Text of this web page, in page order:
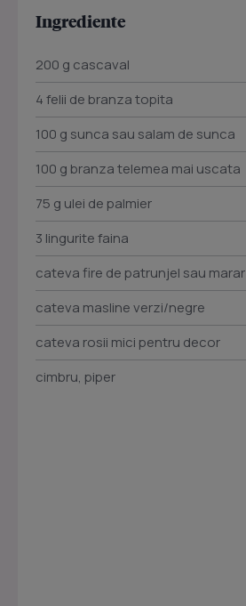
Ingrediente
200 g cascaval
4 felii de branza topita
100 g sunca sau salam de sunca
100 g branza telemea mai uscata
75 g ulei de palmier
3 lingurite faina
cateva fire de patrunjel sau marar
cateva masline verzi/negre
cateva rosii mici pentru decor
cimbru, piper